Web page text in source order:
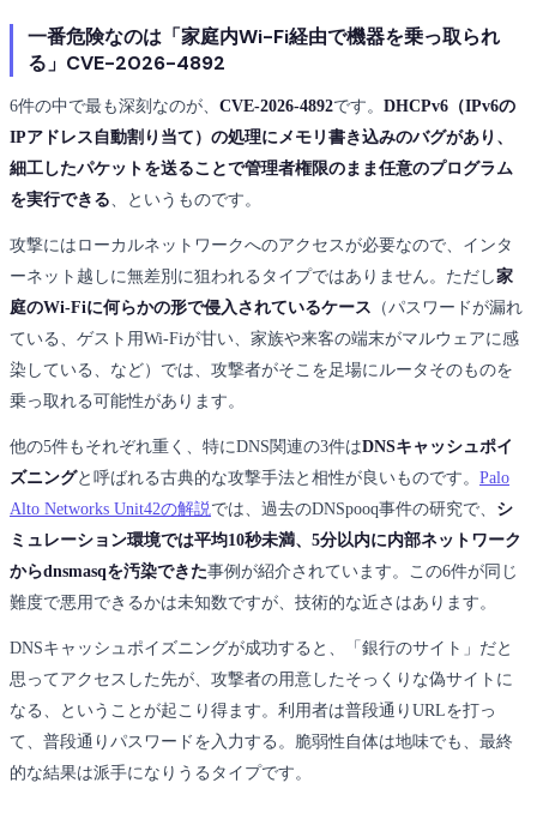
一番危険なのは「家庭内Wi-Fi経由で機器を乗っ取られ
る」CVE-2026-4892
6件の中で最も深刻なのが、 CVE-2026-4892です。 DHCPv6（IPv6の
IPアドレス自動割り当て）の処理にメモリ書き込みのバグがあり、
細工したパケットを送ることで管理者権限のまま任意のプログラム
を実行できる 、というものです。
攻撃にはローカルネットワークへのアクセスが必要なので、インタ
ーネット越しに無差別に狙われるタイプではありません。ただし家
庭のWi-Fiに何らかの形で侵入されているケース （パスワードが漏れ
ている、ゲスト用Wi-Fiが甘い、家族や来客の端末がマルウェアに感
染している、など）では、攻撃者がそこを足場にルータそのものを
乗っ取れる可能性があります。
他の5件もそれぞれ重く、特にDNS関連の3件はDNSキャッシュポイ
ズニングと呼ばれる古典的な攻撃手法と相性が良いものです。 Palo
Alto Networks Unit42の解説 では、過去のDNSpooq事件の研究で、 シ
ミュレーション環境では平均10秒未満、5分以内に内部ネットワーク
からdnsmasqを汚染できた事例が紹介されています。この6件が同じ
難度で悪用できるかは未知数ですが、技術的な近さはあります。
DNSキャッシュポイズニングが成功すると、「銀行のサイト」だと
思ってアクセスした先が、攻撃者の用意したそっくりな偽サイトに
なる、ということが起こり得ます。利用者は普段通りURLを打っ
て、普段通りパスワードを入力する。脆弱性自体は地味でも、最終
的な結果は派手になりうるタイプです。